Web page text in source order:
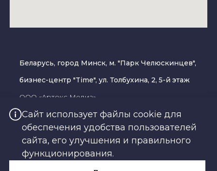
Беларусь, город Минск, м. "Парк Челюскинцев",
бизнес-центр "Time", ул. Толбухина, 2, 5-й этаж
ООО «Артокс Медиа»
УНП 191445164
+375 (17) 388-72-73
pay@amdg.by
Сайт использует файлы cookie для
обеспечения удобства пользователей
сайта, его улучшения и правильного
функционирования.